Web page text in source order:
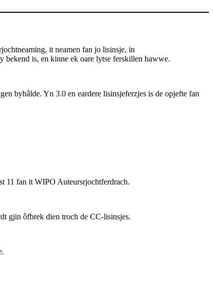
it neamen fan jo lisinsje, in
bekend is, en kinne ek oare lytse ferskillen hawwe.
byhâlde. Yn 3.0 en eardere lisinsjeferzjes is de opjefte fan
11 fan it WIPO Auteursrjochtferdrach.
gjin ôfbrek dien troch de CC-lisinsjes.